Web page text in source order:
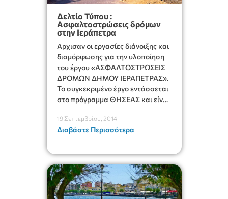
Δελτίο Τύπου :
Ασφαλτοστρώσεις δρόμων
στην Ιεράπετρα
Aρχισαν οι εργασίες διάνοιξης και
διαμόρφωσης για την υλοποίηση
του έργου «ΑΣΦΑΛΤΟΣΤΡΩΣΕΙΣ
ΔΡΟΜΩΝ ΔΗΜΟΥ ΙΕΡΑΠΕΤΡΑΣ».
Το συγκεκριμένο έργο εντάσσεται
στο πρόγραμμα ΘΗΣΕΑΣ και είναι
19 Σεπτεμβρίου, 2014
Διαβάστε Περισσότερα